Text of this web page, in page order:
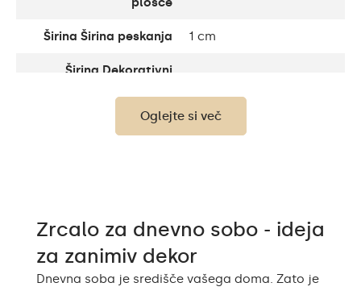
Širina Širina peskanja 1 cm
Širina Dekorativni
Življenjska doba LED
Do 15 000 ur/ Phillips
LED 45 000h
Barva LED
Hladna bela 7000K /
Poraba 9,6 W / m
Oglejte si več
Zrcalo za dnevno sobo - ideja
za zanimiv dekor
Dnevna soba je središče vašega doma. Zato je